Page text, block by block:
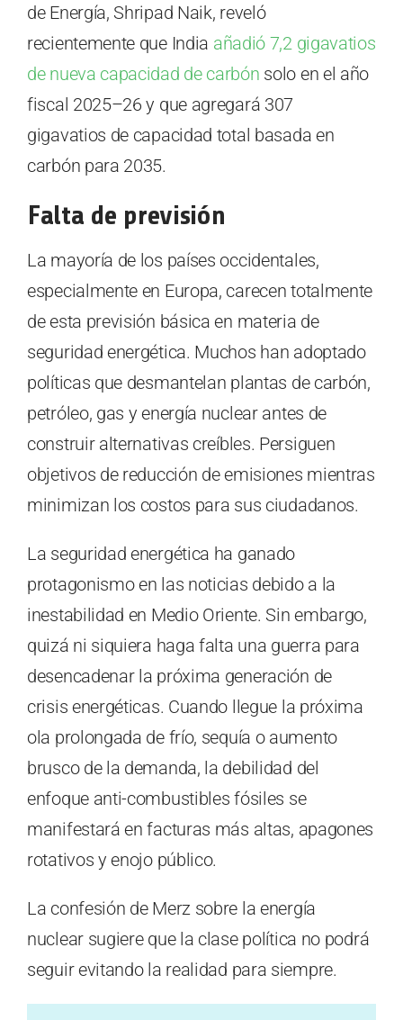
de Energía, Shripad Naik, reveló
recientemente que India añadió 7,2 gigavatios
de nueva capacidad de carbón solo en el año
fiscal 2025–26 y que agregará 307
gigavatios de capacidad total basada en
carbón para 2035.
Falta de previsión
La mayoría de los países occidentales,
especialmente en Europa, carecen totalmente
de esta previsión básica en materia de
seguridad energética. Muchos han adoptado
políticas que desmantelan plantas de carbón,
petróleo, gas y energía nuclear antes de
construir alternativas creíbles. Persiguen
objetivos de reducción de emisiones mientras
minimizan los costos para sus ciudadanos.
La seguridad energética ha ganado
protagonismo en las noticias debido a la
inestabilidad en Medio Oriente. Sin embargo,
quizá ni siquiera haga falta una guerra para
desencadenar la próxima generación de
crisis energéticas. Cuando llegue la próxima
ola prolongada de frío, sequía o aumento
brusco de la demanda, la debilidad del
enfoque anti-combustibles fósiles se
manifestará en facturas más altas, apagones
rotativos y enojo público.
La confesión de Merz sobre la energía
nuclear sugiere que la clase política no podrá
seguir evitando la realidad para siempre.